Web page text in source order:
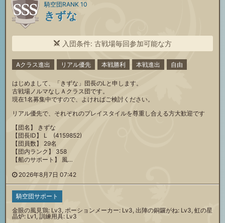
きずな
騎空団RANK 10
入団条件: 古戦場毎回参加可能な方
Aクラス進出 リアル優先 本戦勝利 本戦進出 自由
はじめまして、「きずな」団長のLと申します。
古戦場ノルマなしＡクラス団です。
現在1名募集中ですので、よければご検討ください。
リアル優先で、それぞれのプレイスタイルを尊重し合える方大歓迎です
【団名】 きずな
【団長ID】 L (4159852)
【団員数】 29名
【団内ランク】 358
【船のサポート】 風…
2026年8月7日 07:42
騎空団サポート
金眼の風見鶏: Lv3, ポーションメーカー: Lv3, 出陣の銅鑼がね: Lv3, 虹の星
晶炉: Lv1, 訓練用具: Lv3